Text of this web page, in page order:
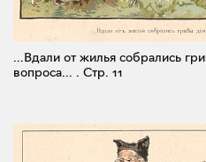
...Вдали от жилья собрались
вопроса... . Стр. 11